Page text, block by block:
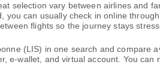
selection vary between airlines and
can usually check in online
flights so the journey stays
(LIS) in one search and compare
e-wallet, and virtual account. You